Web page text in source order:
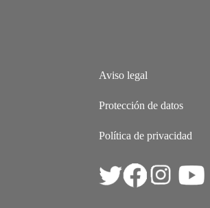
Aviso legal
Protección de datos
Política de privacidad